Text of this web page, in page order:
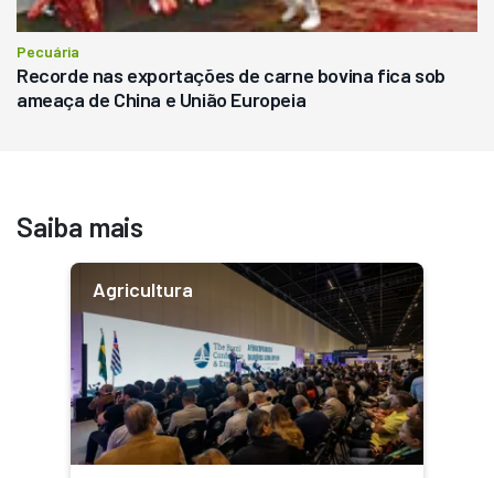
Pecuária
Recorde nas exportações de carne bovina fica sob
ameaça de China e União Europeia
Saiba mais
Agricultura